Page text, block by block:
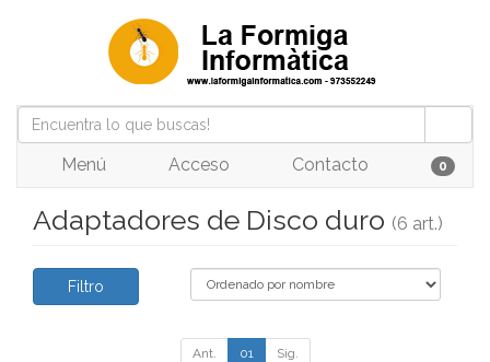
Menú Acceso Contacto 0
Adaptadores de Disco duro (6 art.)
Filtro
Ant. 01 Sig.